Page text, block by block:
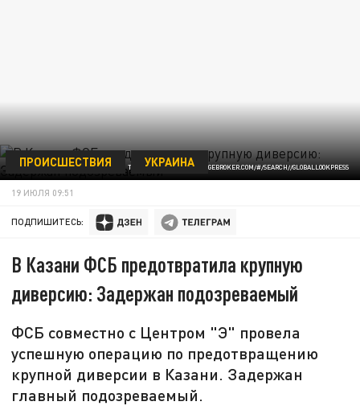
© THOMAS FREY/HTTP://IMAGEBROKER.COM/#/SEARCH//GLOBALLOOKPRESS
ПРОИСШЕСТВИЯ УКРАИНА
19 ИЮЛЯ 09:51
ПОДПИШИТЕСЬ:
В Казани ФСБ предотвратила крупную
диверсию: Задержан подозреваемый
ФСБ совместно с Центром "Э" провела
успешную операцию по предотвращению
крупной диверсии в Казани. Задержан
главный подозреваемый.